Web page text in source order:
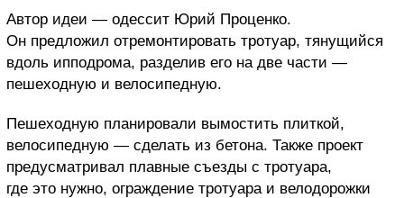
Автор идеи — одессит Юрий Проценко.
Он предложил отремонтировать тротуар, тянущийся
вдоль ипподрома, разделив его на две части —
пешеходную и велосипедную.
Пешеходную планировали вымостить плиткой,
велосипедную — сделать из бетона. Также проект
предусматривал плавные съезды с тротуара,
где это нужно, ограждение тротуара и велодорожки